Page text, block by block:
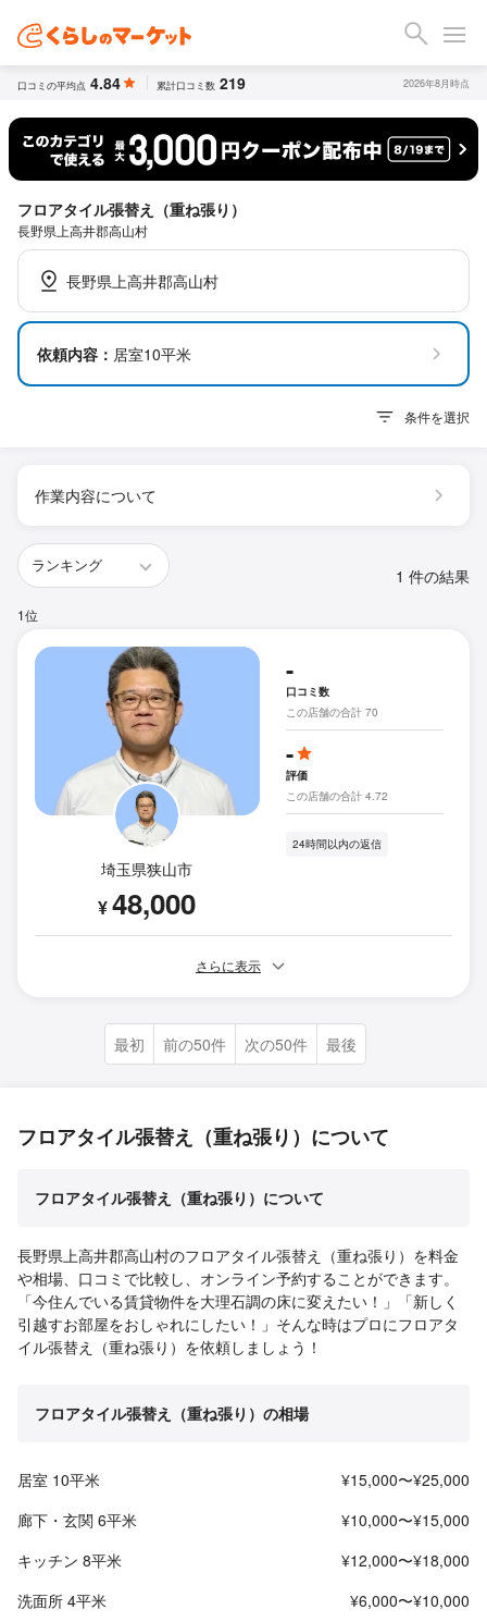
口コミの平均点 4.84 累計口コミ数 219 2026年8月時点
フロアタイル張替え（重ね張り）
長野県上高井郡高山村
長野県上高井郡高山村
依頼内容： 居室10平米
条件を選択
作業内容について
1 件の結果
1位
埼玉県狭山市
¥48,000
-
口コミ数
この店舗の合計 70
-
評価
この店舗の合計 4.72
24時間以内の返信
さらに表示
最初 前の50件 次の50件 最後
フロアタイル張替え（重ね張り）について
フロアタイル張替え（重ね張り）について
長野県上高井郡高山村のフロアタイル張替え（重ね張り）を料金
や相場、口コミで比較し、オンライン予約することができます。
「今住んでいる賃貸物件を大理石調の床に変えたい！」「新しく
引越すお部屋をおしゃれにしたい！」そんな時はプロにフロアタ
イル張替え（重ね張り）を依頼しましょう！
フロアタイル張替え（重ね張り）の相場
居室 10平米
¥15,000〜¥25,000
廊下・玄関 6平米
¥10,000〜¥15,000
キッチン 8平米
¥12,000〜¥18,000
洗面所 4平米
¥6,000〜¥10,000